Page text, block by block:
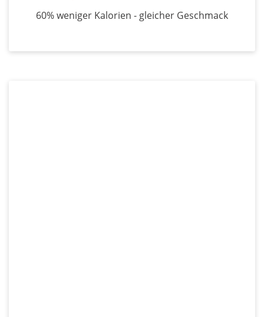
60% weniger Kalorien - gleicher Geschmack